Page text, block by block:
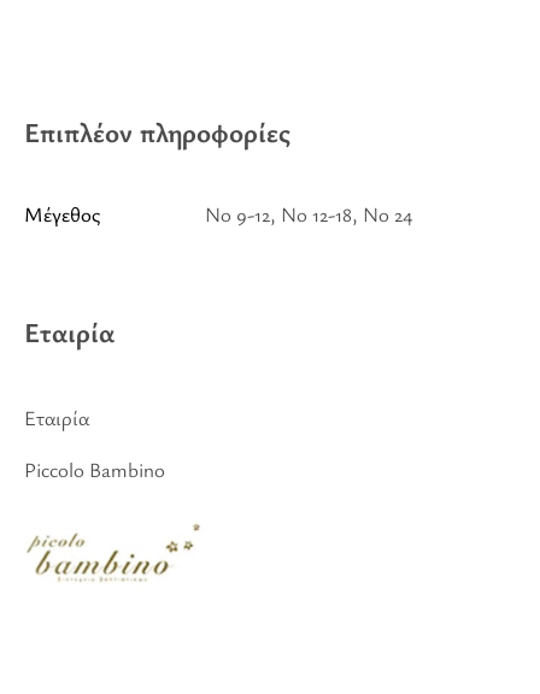
Επιπλέον πληροφορίες
Μέγεθος No 9-12, No 12-18, No 24
Εταιρία
Εταιρία
Piccolo Bambino